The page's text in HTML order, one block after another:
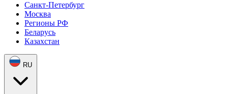
Санкт-Петербург
Москва
Регионы РФ
Беларусь
Казахстан
RU